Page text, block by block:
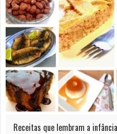
Receitas que lembram a